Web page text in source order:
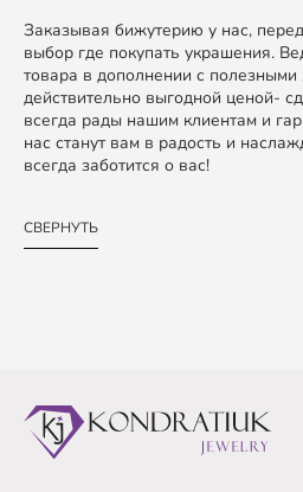
Заказывая бижутерию у нас,
выбор где покупать украшения.
товара в дополнении с полезными
действительно выгодной ценой-
всегда рады нашим клиентам и
нас станут вам в радость и
всегда заботится о вас!
СВЕРНУТЬ